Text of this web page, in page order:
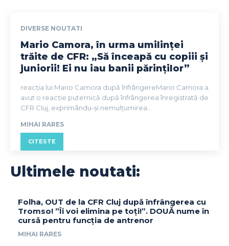
DIVERSE NOUTATI
Mario Camora, în urma umilinței
trăite de CFR: „Să înceapă cu copiii și
juniorii! Ei nu iau banii părinților”
reacția lui Mario Camora după înfrângereMario Camora a
avut o reacție puternică după înfrângerea înregistrată de
CFR Cluj, exprimându-și nemulțumirea...
MIHAI RARES
CITESTE
Ultimele noutati:
Folha, OUT de la CFR Cluj după înfrângerea cu
Tromso! ”Îi voi elimina pe toți!”. DOUĂ nume în
cursă pentru funcția de antrenor
MIHAI RARES